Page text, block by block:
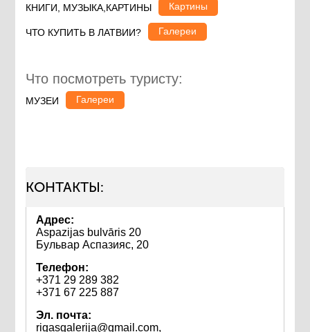
КНИГИ, МУЗЫКА,КАРТИНЫ Картины
ЧТО КУПИТЬ В ЛАТВИИ? Галереи
Что посмотреть туристу:
МУЗЕИ Галереи
КОНТАКТЫ:
Адрес:
Aspazijas bulvāris 20
Бульвар Аспазияс, 20
Телефон:
+371 29 289 382
+371 67 225 887
Эл. почта:
rigasgalerija@gmail.com,